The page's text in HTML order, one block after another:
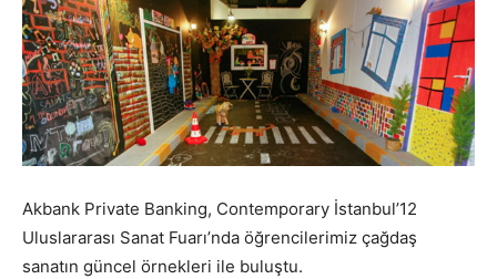
Akbank Private Banking, Contemporary İstanbul’12
Uluslararası Sanat Fuarı’nda öğrencilerimiz çağdaş
sanatın güncel örnekleri ile buluştu.